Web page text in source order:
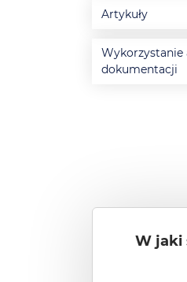
Artykuły
Wykorzystanie
dokumentacji
W jaki